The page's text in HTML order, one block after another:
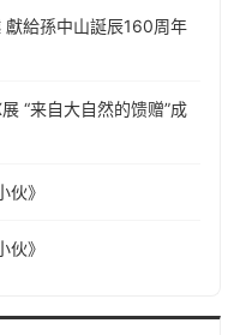
獻給孫中山誕辰160周年
“来自大自然的馈赠”成
伙》
伙》